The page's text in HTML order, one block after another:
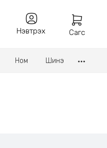
Нэвтрэх Сагс
Ном Шинэ